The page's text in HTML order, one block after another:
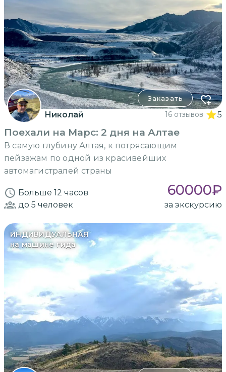
Заказать
Николай 16 отзывов 5
Поехали на Марс: 2 дня на Алтае
В самую глубину Алтая, к потрясающим
пейзажам по одной из красивейших
автомагистралей страны
Больше 12 часов 60000₽
до 5 человек за экскурсию
ИНДИВИДУАЛЬНАЯ
на машине гида